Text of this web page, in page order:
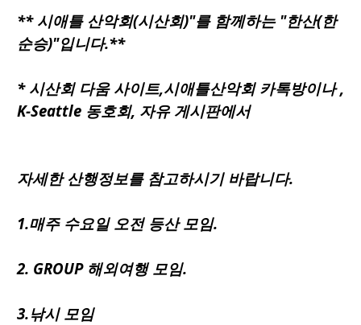
** 시애틀산악회(시산회)"를 함께하는 "한산(한
순승)"입니다.**
* 시산회 다움 사이트,시애틀산악회 카톡방이나 ,
K-Seattle 동호회, 자유 게시판에서
자세한 산행정보를 참고하시기 바랍니다.
1.매주 수요일 오전 등산 모임.
2. GROUP 해외여행 모임.
3.낚시 모임